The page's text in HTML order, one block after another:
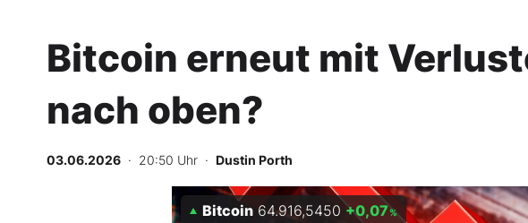
Abo & Shop
BO-Musterdepots
Experten
Mein B:O
Bitcoin erneut mit
nach oben?
03.06.2026 · 20:50 Uhr · Dustin Porth
Bitcoin 64.916,5450 +0,07 %